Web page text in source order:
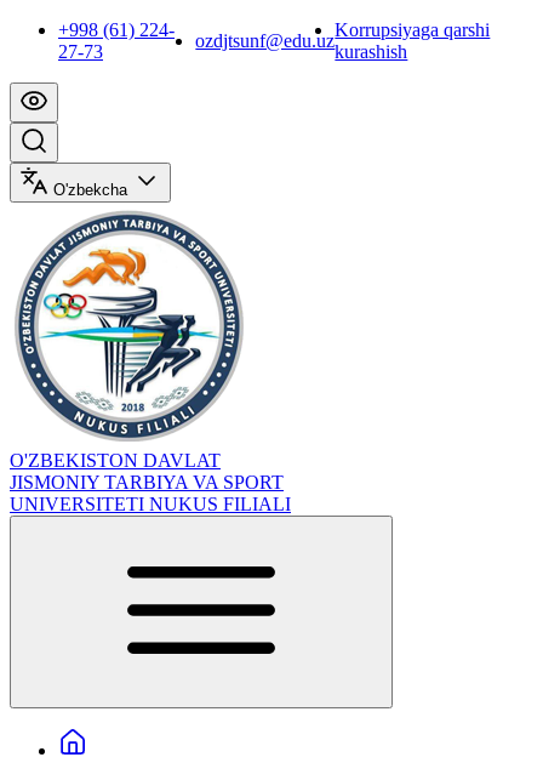
+998 (61) 224-
27-73
ozdjtsunf@edu.uz
Korrupsiyaga qarshi
kurashish
O'zbekcha
O'ZBEKISTON DAVLAT
JISMONIY TARBIYA VA SPORT
UNIVERSITETI NUKUS FILIALI